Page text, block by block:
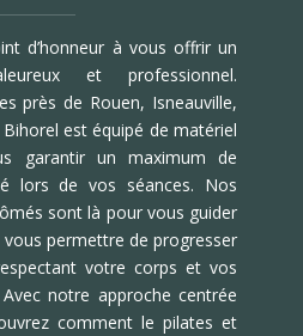
d’honneur à vous offrir un
et professionnel.
près de Rouen, Isneauville,
est équipé de matériel
garantir un maximum de
lors de vos séances. Nos
sont là pour vous guider
permettre de progresser
votre corps et vos
notre approche centrée
comment le pilates et